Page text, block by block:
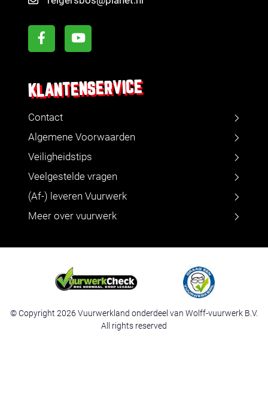
KLANTENSERVICE
Contact
Algemene Voorwaarden
Veiligheidstips
Veelgestelde vragen
(Af-) leveren Vuurwerk
Meer over vuurwerk
© Copyright 2026 Vuurwerkland onderdeel van Wolff-vuurwerk B.V.
All rights reserved